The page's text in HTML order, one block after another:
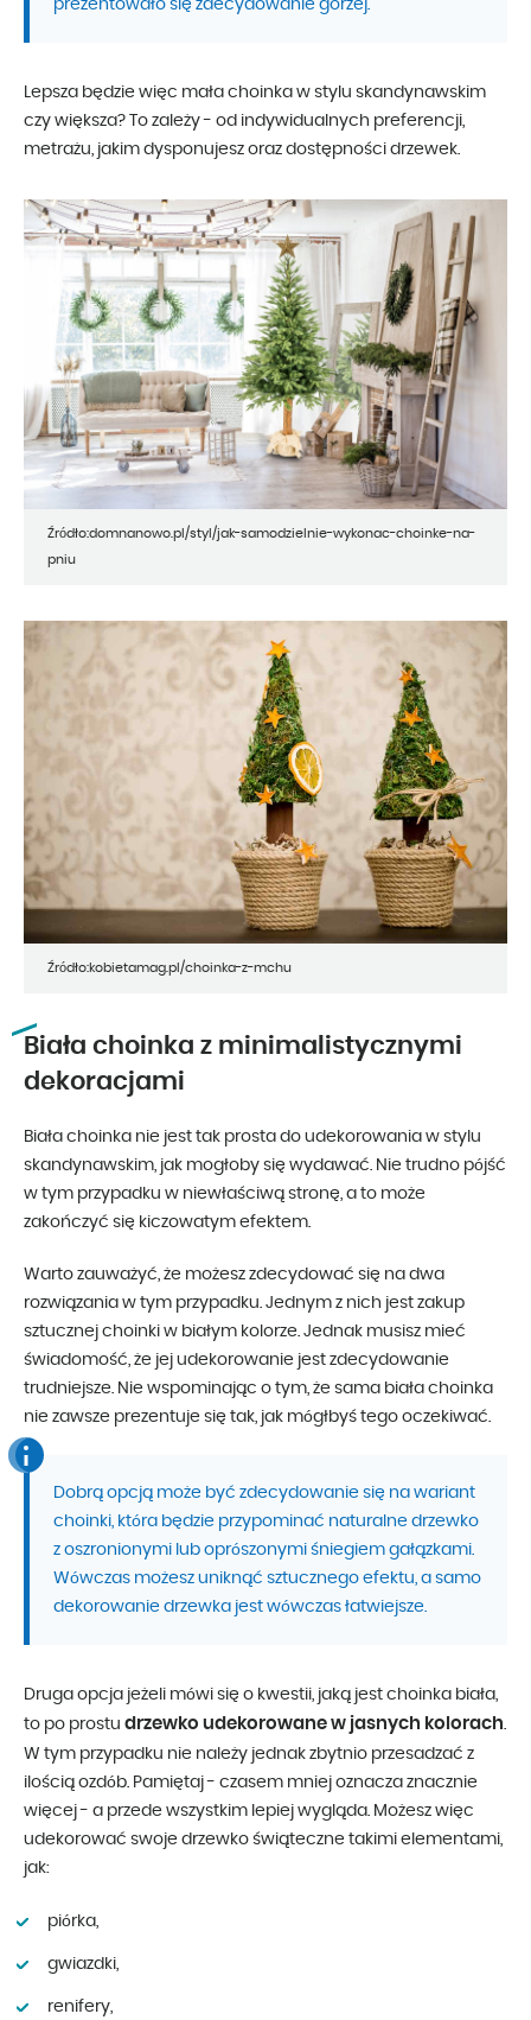
prezentowało się zdecydowanie gorzej.
Lepsza będzie więc mała choinka w stylu skandynawskim
czy większa? To zależy - od indywidualnych preferencji,
metrażu, jakim dysponujesz oraz dostępności drzewek.
Źródło:domnanowo.pl/styl/jak-samodzielnie-wykonac-choinke-na-
pniu
Źródło:kobietamag.pl/choinka-z-mchu
Biała choinka z minimalistycznymi
dekoracjami
Biała choinka nie jest tak prosta do udekorowania w stylu
skandynawskim, jak mogłoby się wydawać. Nie trudno pójść
w tym przypadku w niewłaściwą stronę, a to może
zakończyć się kiczowatym efektem.
Warto zauważyć, że możesz zdecydować się na dwa
rozwiązania w tym przypadku. Jednym z nich jest zakup
sztucznej choinki w białym kolorze. Jednak musisz mieć
świadomość, że jej udekorowanie jest zdecydowanie
trudniejsze. Nie wspominając o tym, że sama biała choinka
nie zawsze prezentuje się tak, jak mógłbyś tego oczekiwać.
Dobrą opcją może być zdecydowanie się na wariant
choinki, która będzie przypominać naturalne drzewko
z oszronionymi lub oprószonymi śniegiem gałązkami.
Wówczas możesz uniknąć sztucznego efektu, a samo
dekorowanie drzewka jest wówczas łatwiejsze.
Druga opcja jeżeli mówi się o kwestii, jaką jest choinka biała,
to po prostu drzewko udekorowane w jasnych kolorach.
W tym przypadku nie należy jednak zbytnio przesadzać z
ilością ozdób. Pamiętaj - czasem mniej oznacza znacznie
więcej - a przede wszystkim lepiej wygląda. Możesz więc
udekorować swoje drzewko świąteczne takimi elementami,
jak:
piórka,
gwiazdki,
renifery,